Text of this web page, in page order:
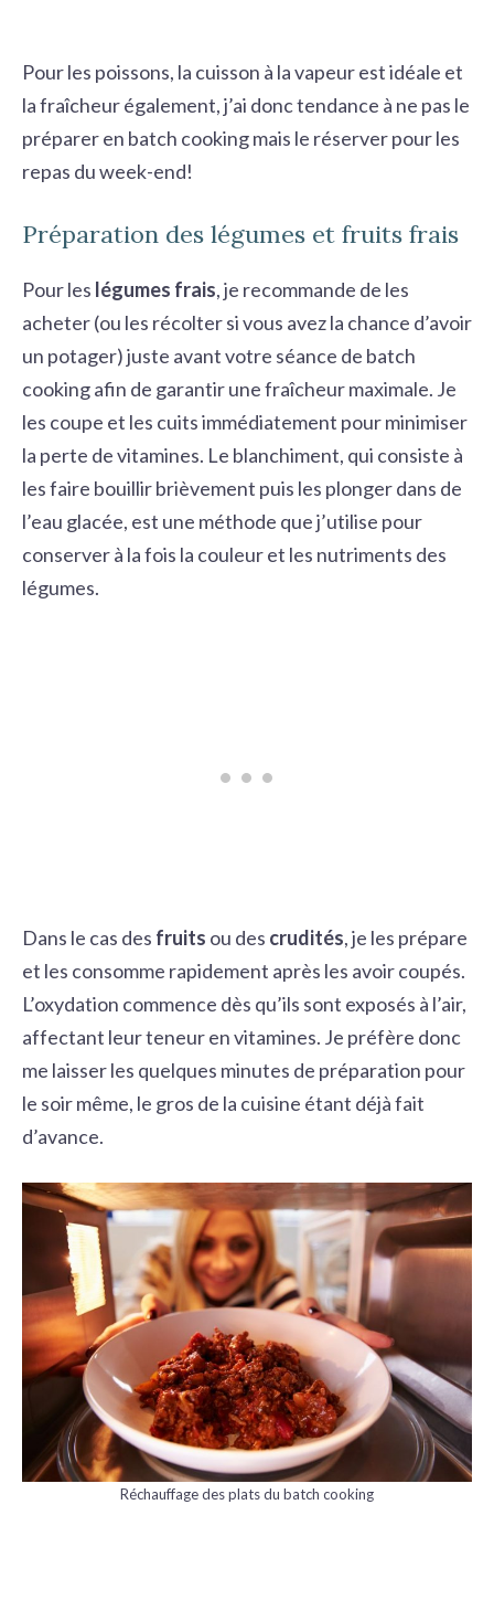
Pour les poissons, la cuisson à la vapeur est idéale et
la fraîcheur également, j’ai donc tendance à ne pas le
préparer en batch cooking mais le réserver pour les
repas du week-end!
Préparation des légumes et fruits frais
Pour les légumes frais, je recommande de les
acheter (ou les récolter si vous avez la chance d’avoir
un potager) juste avant votre séance de batch
cooking afin de garantir une fraîcheur maximale. Je
les coupe et les cuits immédiatement pour minimiser
la perte de vitamines. Le blanchiment, qui consiste à
les faire bouillir brièvement puis les plonger dans de
l’eau glacée, est une méthode que j’utilise pour
conserver à la fois la couleur et les nutriments des
légumes.
Dans le cas des fruits ou des crudités, je les prépare
et les consomme rapidement après les avoir coupés.
L’oxydation commence dès qu’ils sont exposés à l’air,
affectant leur teneur en vitamines. Je préfère donc
me laisser les quelques minutes de préparation pour
le soir même, le gros de la cuisine étant déjà fait
d’avance.
Réchauffage des plats du batch cooking